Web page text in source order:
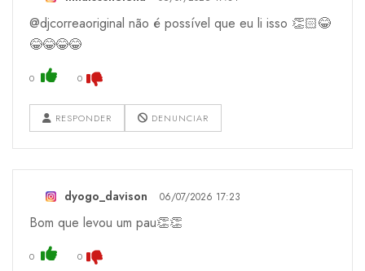
@djcorreaoriginal não é possível que eu li isso 👏🏻😂
😂😂😂😂
0 0
RESPONDER DENUNCIAR
dyogo_davison 06/07/2026 17:23
Bom que levou um pau👏👏
0 0